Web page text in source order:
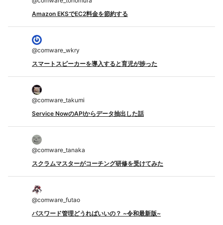
Amazon EKSでEC2料金を節約する
@comware_wkry
スマートスピーカーを導入すると育児が捗った
@comware_takumi
Service NowのAPIからデータ抽出した話
@comware_tanaka
スクラムマスターがコーチング研修を受けてみた
@comware_futao
パスワード管理どうればいいの？ ~令和最新版~